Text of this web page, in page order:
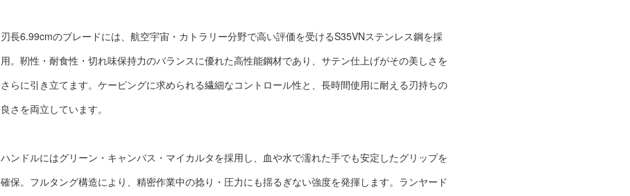
刃長6.99cmのブレードには、航空宇宙・カトラリー分野で高い評価を受けるS35VNステンレス鋼を採
用。靭性・耐食性・切れ味保持力のバランスに優れた高性能鋼材であり、サテン仕上げがその美しさを
さらに引き立てます。ケーピングに求められる繊細なコントロール性と、長時間使用に耐える刃持ちの
良さを両立しています。
ハンドルにはグリーン・キャンバス・マイカルタを採用し、血や水で濡れた手でも安定したグリップを
確保。フルタング構造により、精密作業中の捻り・圧力にも揺るぎない強度を発揮します。ランヤード